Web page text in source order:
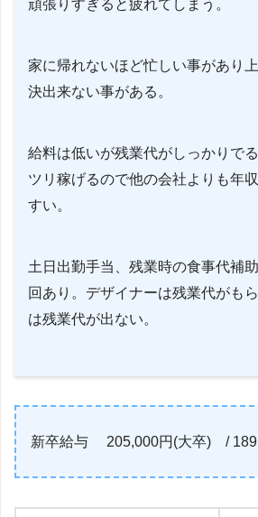
頑張りすぎると疲れてしまう。
家に帰れないほど忙しい事があり
決出来ない事がある。
給料は低いが残業代がしっかりで
ツリ稼げるので他の会社よりも年
すい。
土日出勤手当、残業時の食事代補
回あり。デザイナーは残業代がも
は残業代が出ない。
新卒給与 205,000円(大卒) /